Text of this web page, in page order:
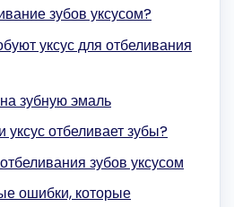
зубов уксусом?
уксус для отбеливания
зубную эмаль
уксус отбеливает зубы?
зубов уксусом
ошибки, которые